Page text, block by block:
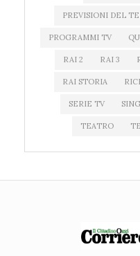
PREVISIONI DEL
PROGRAMMI TV
RAI 2 RAI 3
RAI STORIA
SERIE TV
TEATRO